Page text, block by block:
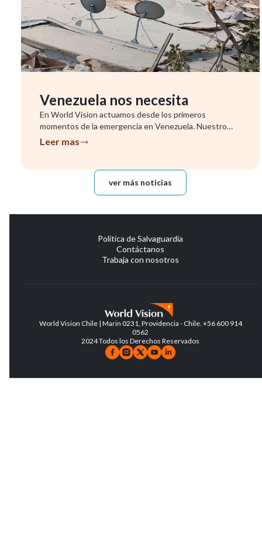
Venezuela nos necesita
En World Vision actuamos desde los primeros
momentos de la emergencia en Venezuela. Nuestro
equipo ya se encuentra evalu...
Leer mas
ver más noticias
Política de Salvaguardia
Contáctanos
Trabaja con nosotros
World Vision Chile | Marin 0231, Providencia - Chile. +56 600 914
0562
2024 Todos los Derechos Reservados